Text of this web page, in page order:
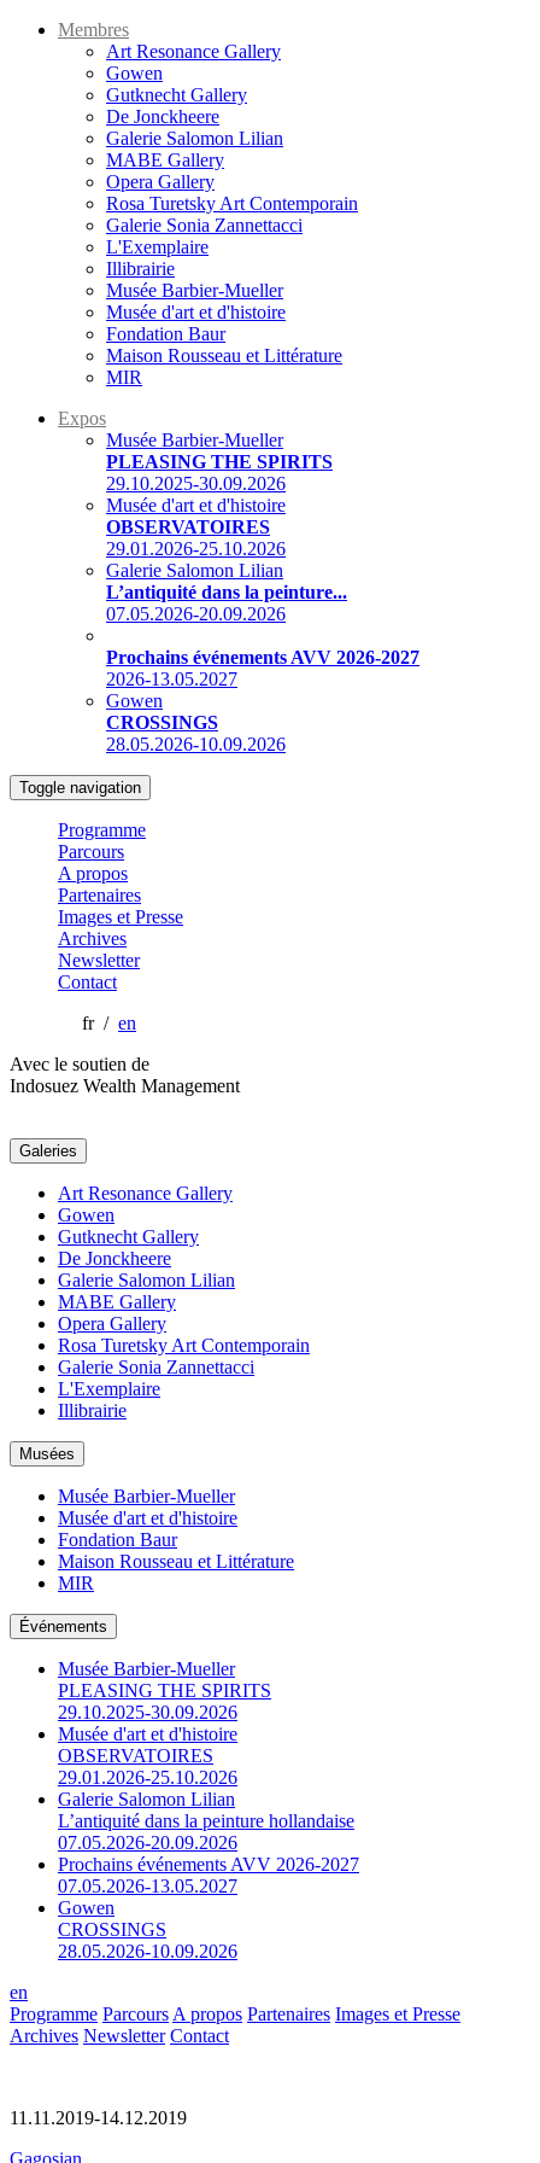
Membres
Art Resonance Gallery
Gowen
Gutknecht Gallery
De Jonckheere
Galerie Salomon Lilian
MABE Gallery
Opera Gallery
Rosa Turetsky Art Contemporain
Galerie Sonia Zannettacci
L'Exemplaire
Illibrairie
Musée Barbier-Mueller
Musée d'art et d'histoire
Fondation Baur
Maison Rousseau et Littérature
MIR
Expos
Musée Barbier-Mueller
PLEASING THE SPIRITS
29.10.2025-30.09.2026
Musée d'art et d'histoire
OBSERVATOIRES
29.01.2026-25.10.2026
Galerie Salomon Lilian
L’antiquité dans la peinture...
07.05.2026-20.09.2026
Prochains événements AVV 2026-2027
2026-13.05.2027
Gowen
CROSSINGS
28.05.2026-10.09.2026
Toggle navigation
Programme
Parcours
A propos
Partenaires
Images et Presse
Archives
Newsletter
Contact
fr / en
Avec le soutien de
Indosuez Wealth Management
Galeries
Art Resonance Gallery
Gowen
Gutknecht Gallery
De Jonckheere
Galerie Salomon Lilian
MABE Gallery
Opera Gallery
Rosa Turetsky Art Contemporain
Galerie Sonia Zannettacci
L'Exemplaire
Illibrairie
Musées
Musée Barbier-Mueller
Musée d'art et d'histoire
Fondation Baur
Maison Rousseau et Littérature
MIR
Événements
Musée Barbier-Mueller
PLEASING THE SPIRITS
29.10.2025-30.09.2026
Musée d'art et d'histoire
OBSERVATOIRES
29.01.2026-25.10.2026
Galerie Salomon Lilian
L’antiquité dans la peinture hollandaise
07.05.2026-20.09.2026
Prochains événements AVV 2026-2027
07.05.2026-13.05.2027
Gowen
CROSSINGS
28.05.2026-10.09.2026
en
Programme Parcours A propos Partenaires Images et Presse
Archives Newsletter Contact
11.11.2019-14.12.2019
Gagosian